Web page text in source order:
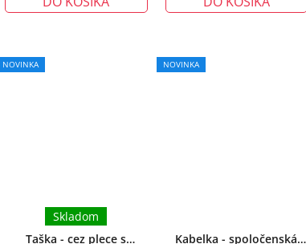
NOVINKA
Taška - cez plece s
Skladom
NOVINKA
Kabelka - spoločenská